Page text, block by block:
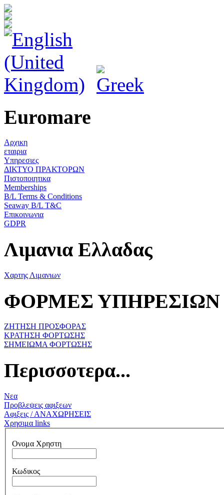
Euromare
Αρχικη
εταιρια
Υπηρεσιες
ΔΙΚΤΥΟ ΠΡΑΚΤΟΡΩΝ
Πιστοποιητικα
Memberships
B/L Terms & Conditions
Seaway B/L T&C
Επικοινωνια
GDPR
Λιμανια Ελλαδας
Χαρτης Λιμανιων
ΦΟΡΜΕΣ ΥΠΗΡΕΣΙΩΝ
ΖΗΤΗΣΗ ΠΡΟΣΦΟΡΑΣ
ΚΡΑΤΗΣΗ ΦΟΡΤΩΣΗΣ
ΣΗΜΕΙΩΜΑ ΦΟΡΤΩΣΗΣ
Περισσοτερα...
Νεα
Προβλεψεις αφιξεων
Αφιξεις / ΑΝΑΧΩΡΗΣΕΙΣ
Χρησιμα links
Ονομα Χρηστη
Κωδικος